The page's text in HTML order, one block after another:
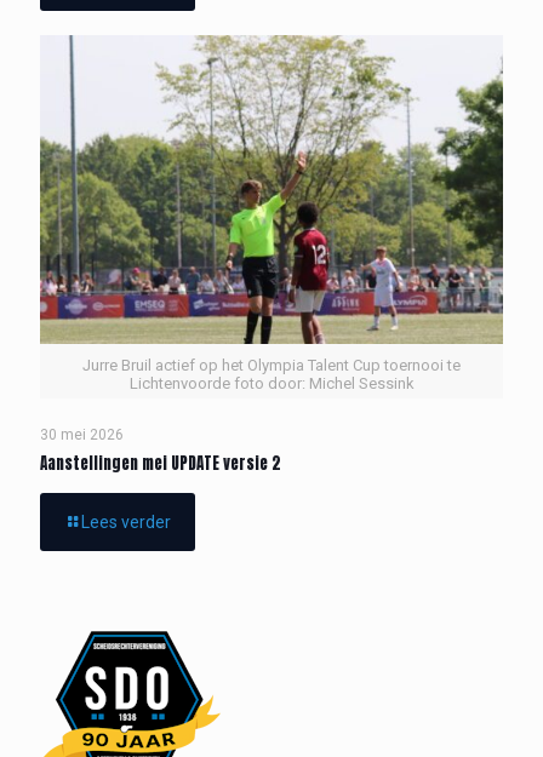
Jurre Bruil actief op het Olympia Talent Cup toernooi te
Lichtenvoorde foto door: Michel Sessink
30 mei 2026
Aanstellingen mei UPDATE versie 2
Lees verder